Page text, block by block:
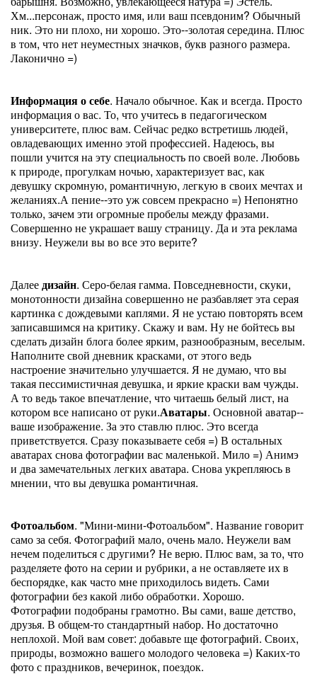
Хм...персонаж, просто имя, или ваш псевдоним? Обычный
ник. Это ни плохо, ни хорошо. Это--золотая середина. Плюс
в том, что нет неуместных значков, букв разного размера.
Лаконично =)
Информация о себе. Начало обычное. Как и всегда. Просто
информация о вас. То, что учитесь в педагогическом
университете, плюс вам. Сейчас редко встретишь людей,
овладевающих именно этой профессией. Надеюсь, вы
пошли учится на эту специальность по своей воле. Любовь
к природе, прогулкам ночью, характеризует вас, как
девушку скромную, романтичную, легкую в своих мечтах и
желаниях.А пение--это уж совсем прекрасно =) Непонятно
только, зачем эти огромные пробелы между фразами.
Совершенно не украшает вашу страницу. Да и эта реклама
внизу. Неужели вы во все это верите?
Далеедизайн. Серо-белая гамма. Повседневности, скуки,
монотонности дизайна совершенно не разбавляет эта серая
картинка с дождевыми каплями. Я не устаю повторять всем
записавшимся на критику. Скажу и вам. Ну не бойтесь вы
сделать дизайн блога более ярким, разнообразным, веселым.
Наполните свой дневник красками, от этого ведь
настроение значительно улучшается. Я не думаю, что вы
такая пессимистичная девушка, и яркие краски вам чужды.
А то ведь такое впечатление, что читаешь белый лист, на
котором все написано от руки.Аватары. Основной аватар--
ваше изображение. За это ставлю плюс. Это всегда
приветствуется. Сразу показываете себя =) В остальных
аватарах снова фотографии вас маленькой. Мило =) Анимэ
и два замечательных легких аватара. Снова укрепляюсь в
мнении, что вы девушка романтичная.
Фотоальбом. "Мини-мини-Фотоальбом". Название говорит
само за себя. Фотографий мало, очень мало. Неужели вам
нечем поделиться с другими? Не верю. Плюс вам, за то, что
разделяете фото на серии и рубрики, а не оставляете их в
беспорядке, как часто мне приходилось видеть. Сами
фотографии без какой либо обработки. Хорошо.
Фотографии подобраны грамотно. Вы сами, ваше детство,
друзья. В общем-то стандартный набор. Но достаточно
неплохой. Мой вам совет: добавьте ще фотографий. Своих,
природы, возможно вашего молодого человека =) Каких-то
фото с праздников, вечеринок, поездок.